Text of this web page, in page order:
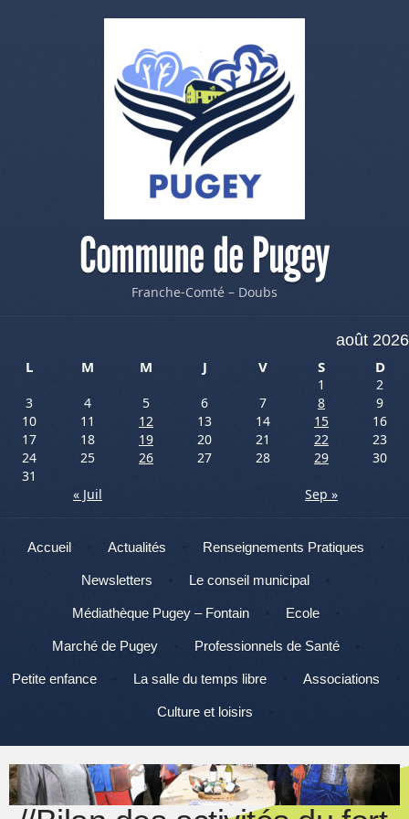
Commune de Pugey
Franche-Comté – Doubs
août 2026
L
M M J V S D
1
2
3
4 5 6 7 8
9
10
11 12 13 14 15
16
17
18 19 20 21 22
23
24
25 26 27 28 29
30
31
« Juil
Sep »
Menu
Aller au contenu
Accueil Actualités Renseignements Pratiques
Newsletters Le conseil municipal
Médiathèque Pugey – Fontain Ecole
Marché de Pugey Professionnels de Santé
Petite enfance La salle du temps libre Associations
Culture et loisirs